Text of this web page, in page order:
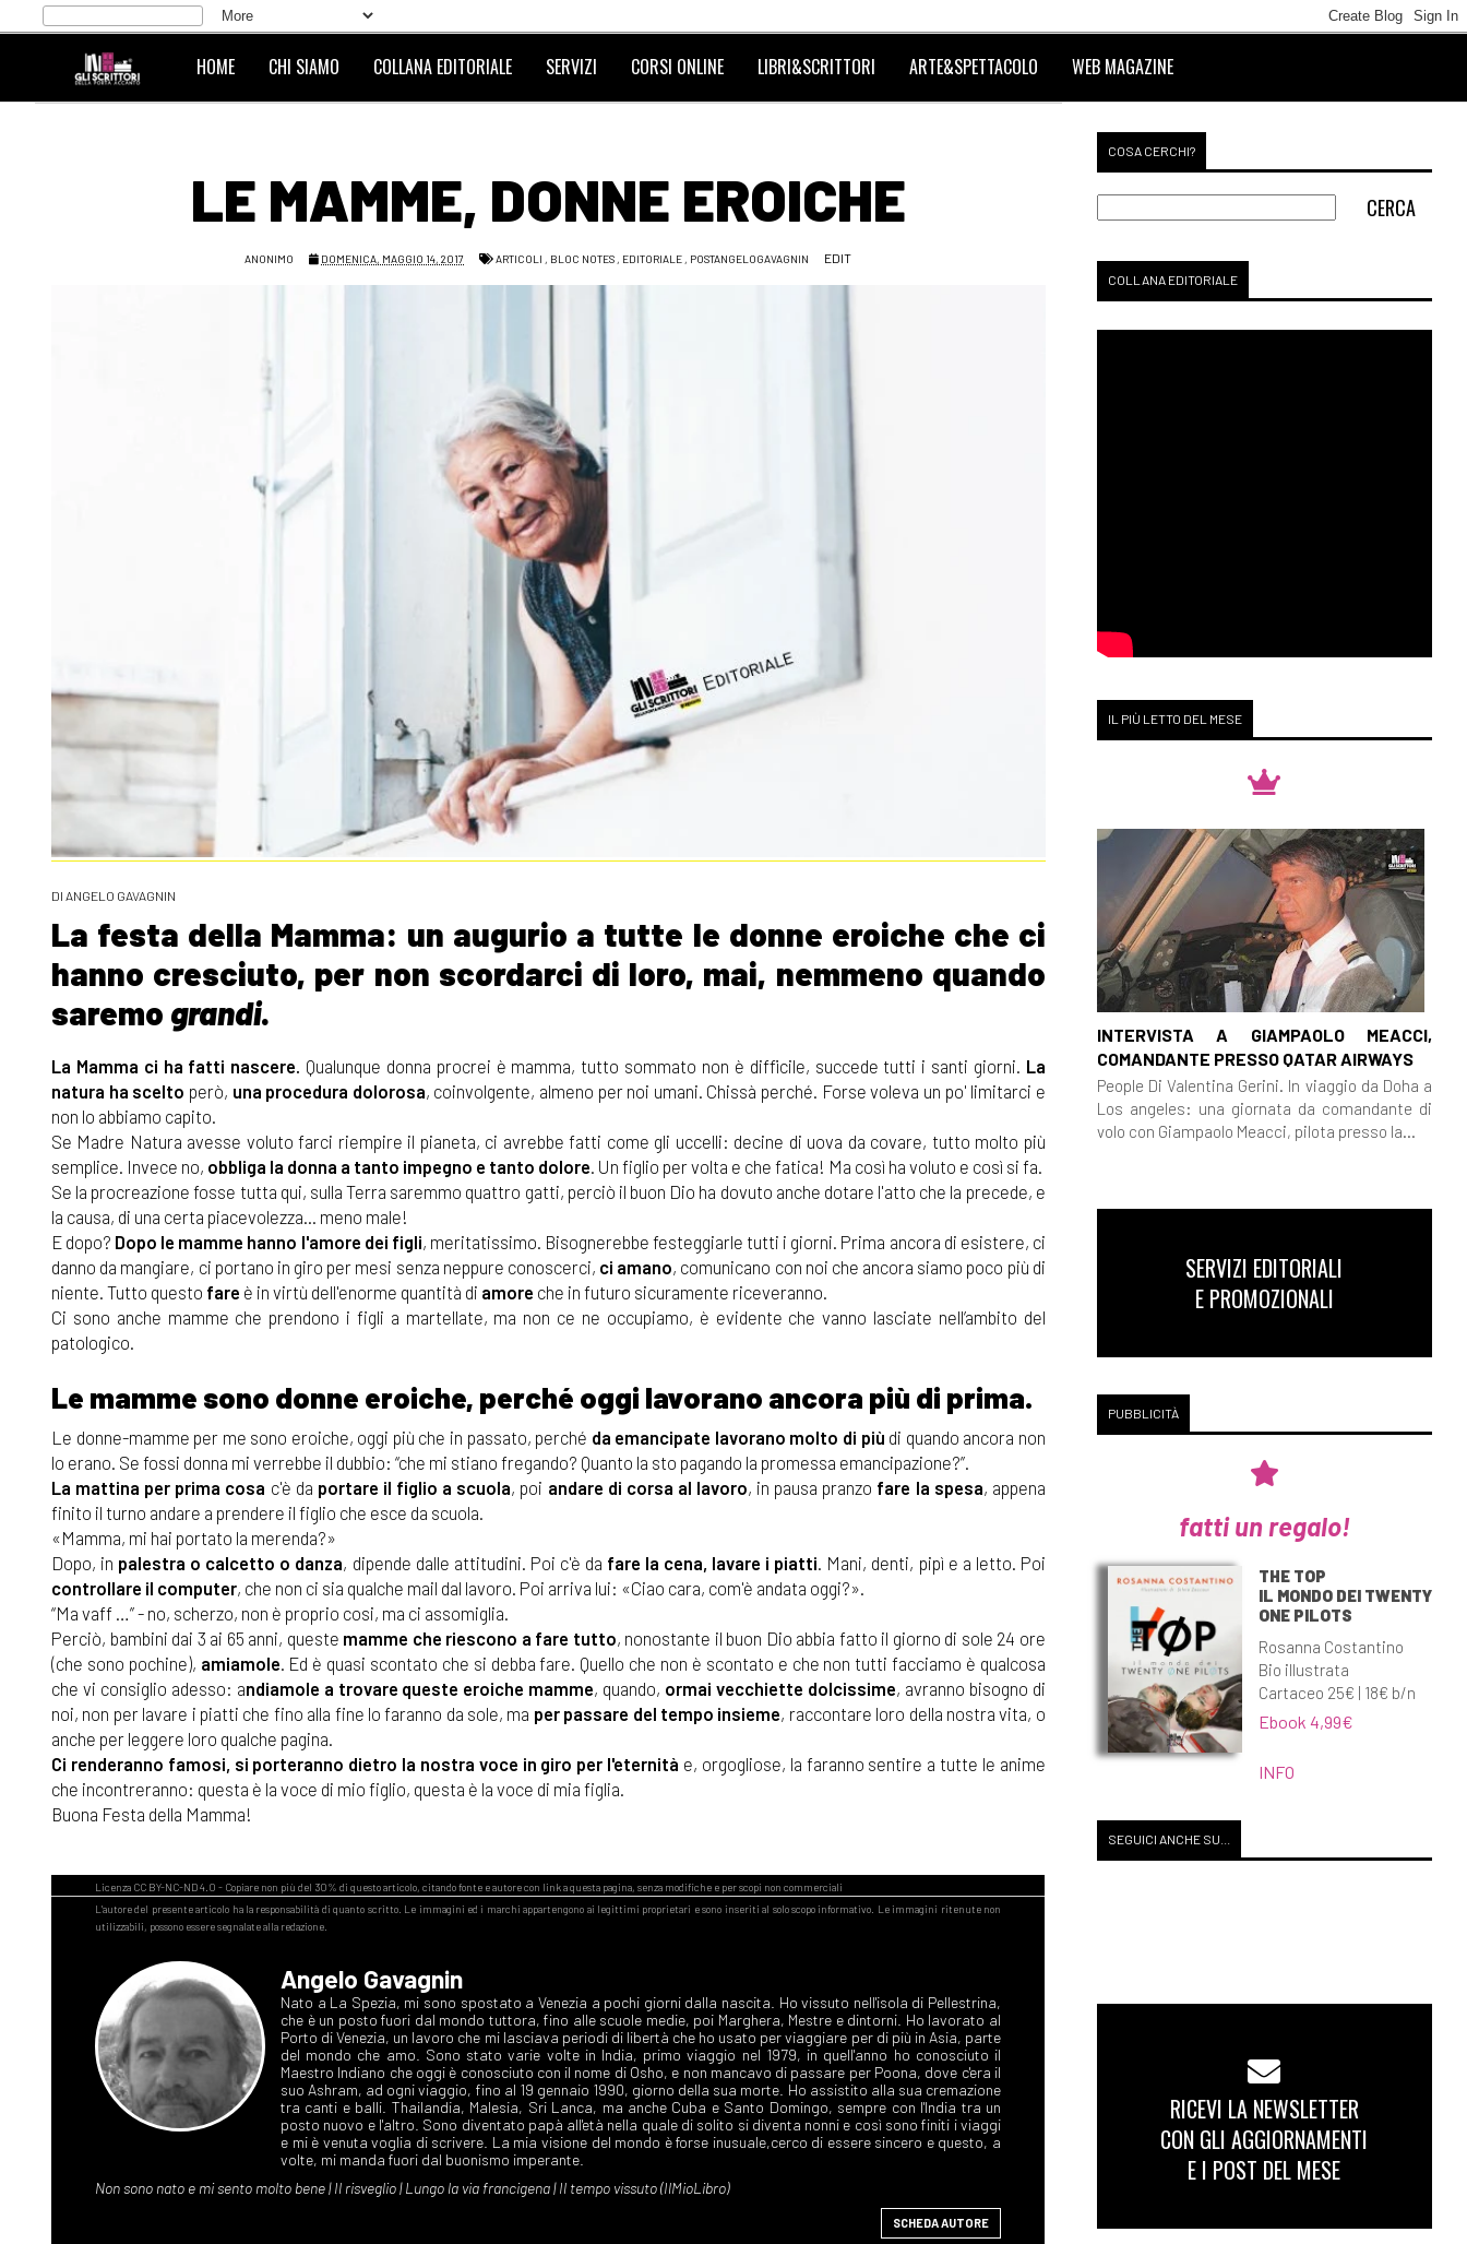
HOME CHI SIAMO COLLANA EDITORIALE SERVIZI CORSI ONLINE LIBRI&SCRITTORI ARTE&SPETTACOLO WEB MAGAZINE
LE MAMME, DONNE EROICHE
ANONIMO DOMENICA, MAGGIO 14, 2017 ARTICOLI , BLOC NOTES , EDITORIALE , POSTANGELOGAVAGNIN EDIT
DI ANGELO GAVAGNIN
La festa della Mamma: un augurio a tutte le donne eroiche che ci
hanno cresciuto, per non scordarci di loro, mai, nemmeno quando
saremo grandi.
La Mamma ci ha fatti nascere. Qualunque donna procrei è mamma, tutto sommato non è difficile, succede tutti i santi giorni. La
natura ha scelto però, una procedura dolorosa, coinvolgente, almeno per noi umani. Chissà perché. Forse voleva un po' limitarci e
non lo abbiamo capito.
Se Madre Natura avesse voluto farci riempire il pianeta, ci avrebbe fatti come gli uccelli: decine di uova da covare, tutto molto più
semplice. Invece no, obbliga la donna a tanto impegno e tanto dolore . Un figlio per volta e che fatica! Ma così ha voluto e così si fa.
Se la procreazione fosse tutta qui, sulla Terra saremmo quattro gatti, perciò il buon Dio ha dovuto anche dotare l'atto che la precede, e
la causa, di una certa piacevolezza... meno male!
E dopo? Dopo le mamme hanno l'amore dei figli, meritatissimo. Bisognerebbe festeggiarle tutti i giorni. Prima ancora di esistere, ci
danno da mangiare, ci portano in giro per mesi senza neppure conoscerci, ci amano, comunicano con noi che ancora siamo poco più di
niente. Tutto questo fare è in virtù dell'enorme quantità di amore che in futuro sicuramente riceveranno.
Ci sono anche mamme che prendono i figli a martellate, ma non ce ne occupiamo, è evidente che vanno lasciate nell’ambito del
patologico.
Le mamme sono donne eroiche, perché oggi lavorano ancora più di prima.
Le donne-mamme per me sono eroiche, oggi più che in passato, perché da emancipate lavorano molto di più di quando ancora non
lo erano. Se fossi donna mi verrebbe il dubbio: “che mi stiano fregando? Quanto la sto pagando la promessa emancipazione?”.
La mattina per prima cosa c'è da portare il figlio a scuola, poi andare di corsa al lavoro, in pausa pranzo fare la spesa, appena
finito il turno andare a prendere il figlio che esce da scuola.
«Mamma, mi hai portato la merenda?»
Dopo, in palestra o calcetto o danza, dipende dalle attitudini. Poi c'è da fare la cena, lavare i piatti . Mani, denti, pipì e a letto. Poi
controllare il computer, che non ci sia qualche mail dal lavoro. Poi arriva lui: «Ciao cara, com'è andata oggi?».
“Ma vaff …” - no, scherzo, non è proprio cosi, ma ci assomiglia.
Perciò, bambini dai 3 ai 65 anni, queste mamme che riescono a fare tutto, nonostante il buon Dio abbia fatto il giorno di sole 24 ore
(che sono pochine), amiamole . Ed è quasi scontato che si debba fare. Quello che non è scontato e che non tutti facciamo è qualcosa
che vi consiglio adesso: andiamole a trovare queste eroiche mamme, quando, ormai vecchiette dolcissime, avranno bisogno di
noi, non per lavare i piatti che fino alla fine lo faranno da sole, ma per passare del tempo insieme, raccontare loro della nostra vita, o
anche per leggere loro qualche pagina.
Ci renderanno famosi, si porteranno dietro la nostra voce in giro per l'eternità e, orgogliose, la faranno sentire a tutte le anime
che incontreranno: questa è la voce di mio figlio, questa è la voce di mia figlia.
Buona Festa della Mamma!
Angelo Gavagnin
SCHEDA AUTORE
COSA CERCHI?
COLLANA EDITORIALE
IL PIÙ LETTO DEL MESE
INTERVISTA A GIAMPAOLO MEACCI,
COMANDANTE PRESSO QATAR AIRWAYS
People Di Valentina Gerini. In viaggio da Doha a
Los angeles: una giornata da comandante di
volo con Giampaolo Meacci, pilota presso la...
SERVIZI EDITORIALI
E PROMOZIONALI
PUBBLICITÀ
fatti un regalo!
THE TOP
IL MONDO DEI TWENTY
ONE PILOTS
Rosanna Costantino
Bio illustrata
Cartaceo 25€ | 18€ b/n
Ebook 4,99€
INFO
SEGUICI ANCHE SU...
RICEVI LA NEWSLETTER
CON GLI AGGIORNAMENTI
E I POST DEL MESE